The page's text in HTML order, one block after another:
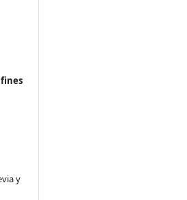
fines
y